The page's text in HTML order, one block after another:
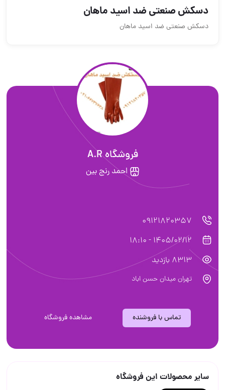
دسکش صنعتی ضد اسید ماهان
دسکش صنعتی ضد اسید ماهان
فروشگاه A.R
احمد رنج بین
09121820357
1405/02/12 - 18:10
8313 بازدید
تهران میدان حسن اباد
تماس با فروشنده مشاهده فروشگاه
سایر محصولات این فروشگاه